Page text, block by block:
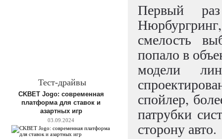
Тест-драйвы
CKBET Jogo: современная
платформа для ставок и
азартных игр
03.09.2024
Первый
смелость
попало в
модели
спойлер,
патрубки
сторону авто.